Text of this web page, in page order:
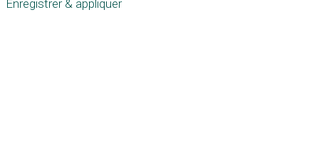
Enregistrer & appliquer